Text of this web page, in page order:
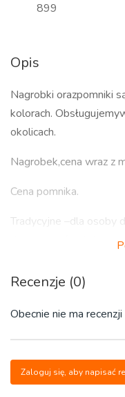
899
Opis
Nagrobki orazpomniki
kolorach.
okolicach.
Nagrobek,cena wraz z
Cena pomnika.
Tradycyjne –dla osoby
dostępne również
Ułożeniekostki wokół
Kamieniarstwo,zakład
Recenzje (0)
Obecnie nie ma
Zaloguj się, aby napisać